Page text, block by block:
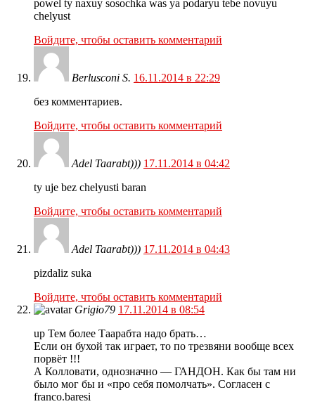
powel ty naxuy sosochka was ya podaryu tebe novuyu
chelyust
Войдите, чтобы оставить комментарий
Berlusconi S. 16.11.2014 в 22:29
без комментариев.
Войдите, чтобы оставить комментарий
Adel Taarabt))) 17.11.2014 в 04:42
ty uje bez chelyusti baran
Войдите, чтобы оставить комментарий
Adel Taarabt))) 17.11.2014 в 04:43
pizdaliz suka
Войдите, чтобы оставить комментарий
Grigio79 17.11.2014 в 08:54
up Тем более Таарабта надо брать…
Если он бухой так играет, то по трезвяни вообще всех
порвёт !!!
А Колловати, однозначно — ГАНДОН. Как бы там ни
было мог бы и «про себя помолчать». Согласен с
franco.baresi